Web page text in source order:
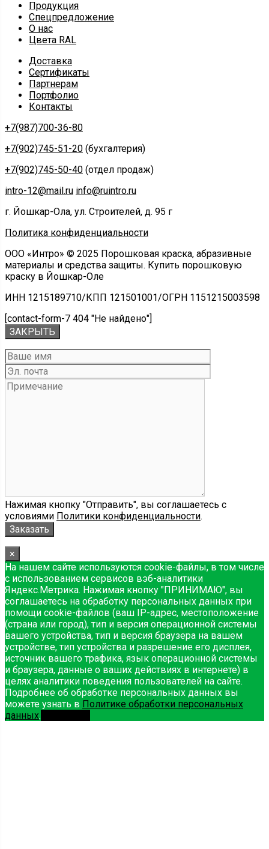
Продукция
Спецпредложение
О нас
Цвета RAL
Доставка
Сертификаты
Партнерам
Портфолио
Контакты
+7(987)700-36-80
+7(902)745-51-20 (бухгалтерия)
+7(902)745-50-40 (отдел продаж)
intro-12@mail.ru info@ruintro.ru
г. Йошкар-Ола, ул. Строителей, д. 95 г
Политика конфиденциальности
ООО «Интро» © 2025 Порошковая краска, абразивные
материалы и средства защиты. Купить порошковую
краску в Йошкар-Оле
ИНН 1215189710/КПП 121501001/ОГРН 1151215003598
[contact-form-7 404 "Не найдено"]
ЗАКРЫТЬ
Нажимая кнопку "Отправить", вы соглашаетесь с
условиями Политики конфиденциальности.
×
На нашем сайте используются cookie-файлы, в том числе
с использованием сервисов вэб-аналитики
Яндекс.Метрика. Нажимая кнопку "ПРИНИМАЮ", вы
соглашаетесь на обработку персональных данных при
помощи cookie-файлов (ваш IP-адрес, местоположение
(страна или город), тип и версия операционной системы
вашего устройства, тип и версия браузера на вашем
устройстве, тип устройства и разрешение его дисплея,
источник вашего трафика, язык операционной системы
и браузера, данные о ваших действиях в интернете) в
целях аналитики поведения пользователей на сайте.
Подробнее об обработке персональных данных вы
можете узнать в Политике обработки персональных
данных.